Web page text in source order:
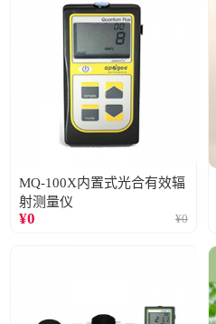
MQ-100X内置式光合有效辐
射测量仪
¥0 ¥0